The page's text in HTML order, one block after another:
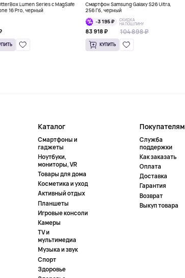
Lumen Series с MagSafe
16 Pro, черный
Смартфон Samsung Galaxy S26 Ultra,
256 Гб, черный
-3 195 ₽
СКИДКА
НА ПОШЛИНУ
83 918 ₽ 104 898 ₽
КУПИТЬ
Каталог
Смартфоны и
гаджеты
Ноутбуки,
мониторы, VR
Товары для дома
Косметика и уход
Активный отдых
Планшеты
Игровые консоли
Камеры
TV и
мультимедиа
Музыка и звук
Спорт
Здоровье
Покупателям
Служба
поддержки
Как заказать
Оплата
Доставка
Гарантия
Возврат
Выкуп товара